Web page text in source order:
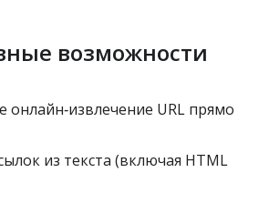
возможности
онлайн‑извлечение URL прямо
из текста (включая HTML